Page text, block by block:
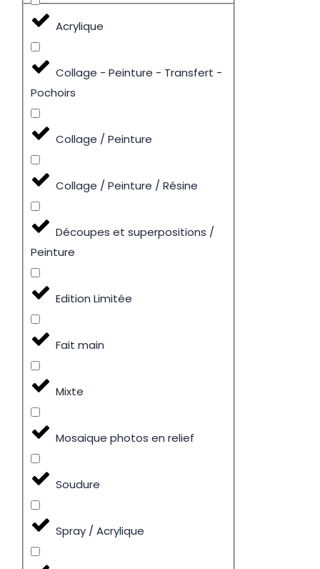
Acrylique
Collage - Peinture - Transfert -
Pochoirs
Collage / Peinture
Collage / Peinture / Résine
Découpes et superpositions /
Peinture
Edition Limitée
Fait main
Mixte
Mosaique photos en relief
Soudure
Spray / Acrylique